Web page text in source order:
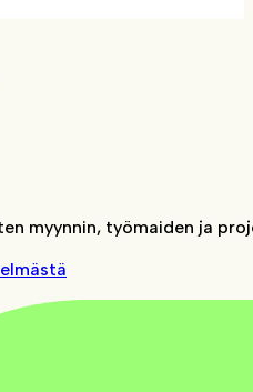
myynnin, työmaiden ja